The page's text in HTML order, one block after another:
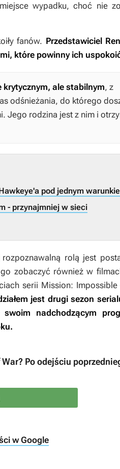
wypadku, choć nie
fanów. Przedstawiciel
które powinny ich
krytycznym, ale stabilnym, z
odśnieżania, do którego
Jego rodzina jest z nim i
pod jednym
- przynajmniej w sieci
rolą jest
zobaczyć również w
serii Mission: Impossible
jest drugi sezon
nadchodzącym
Po odejściu
w Google